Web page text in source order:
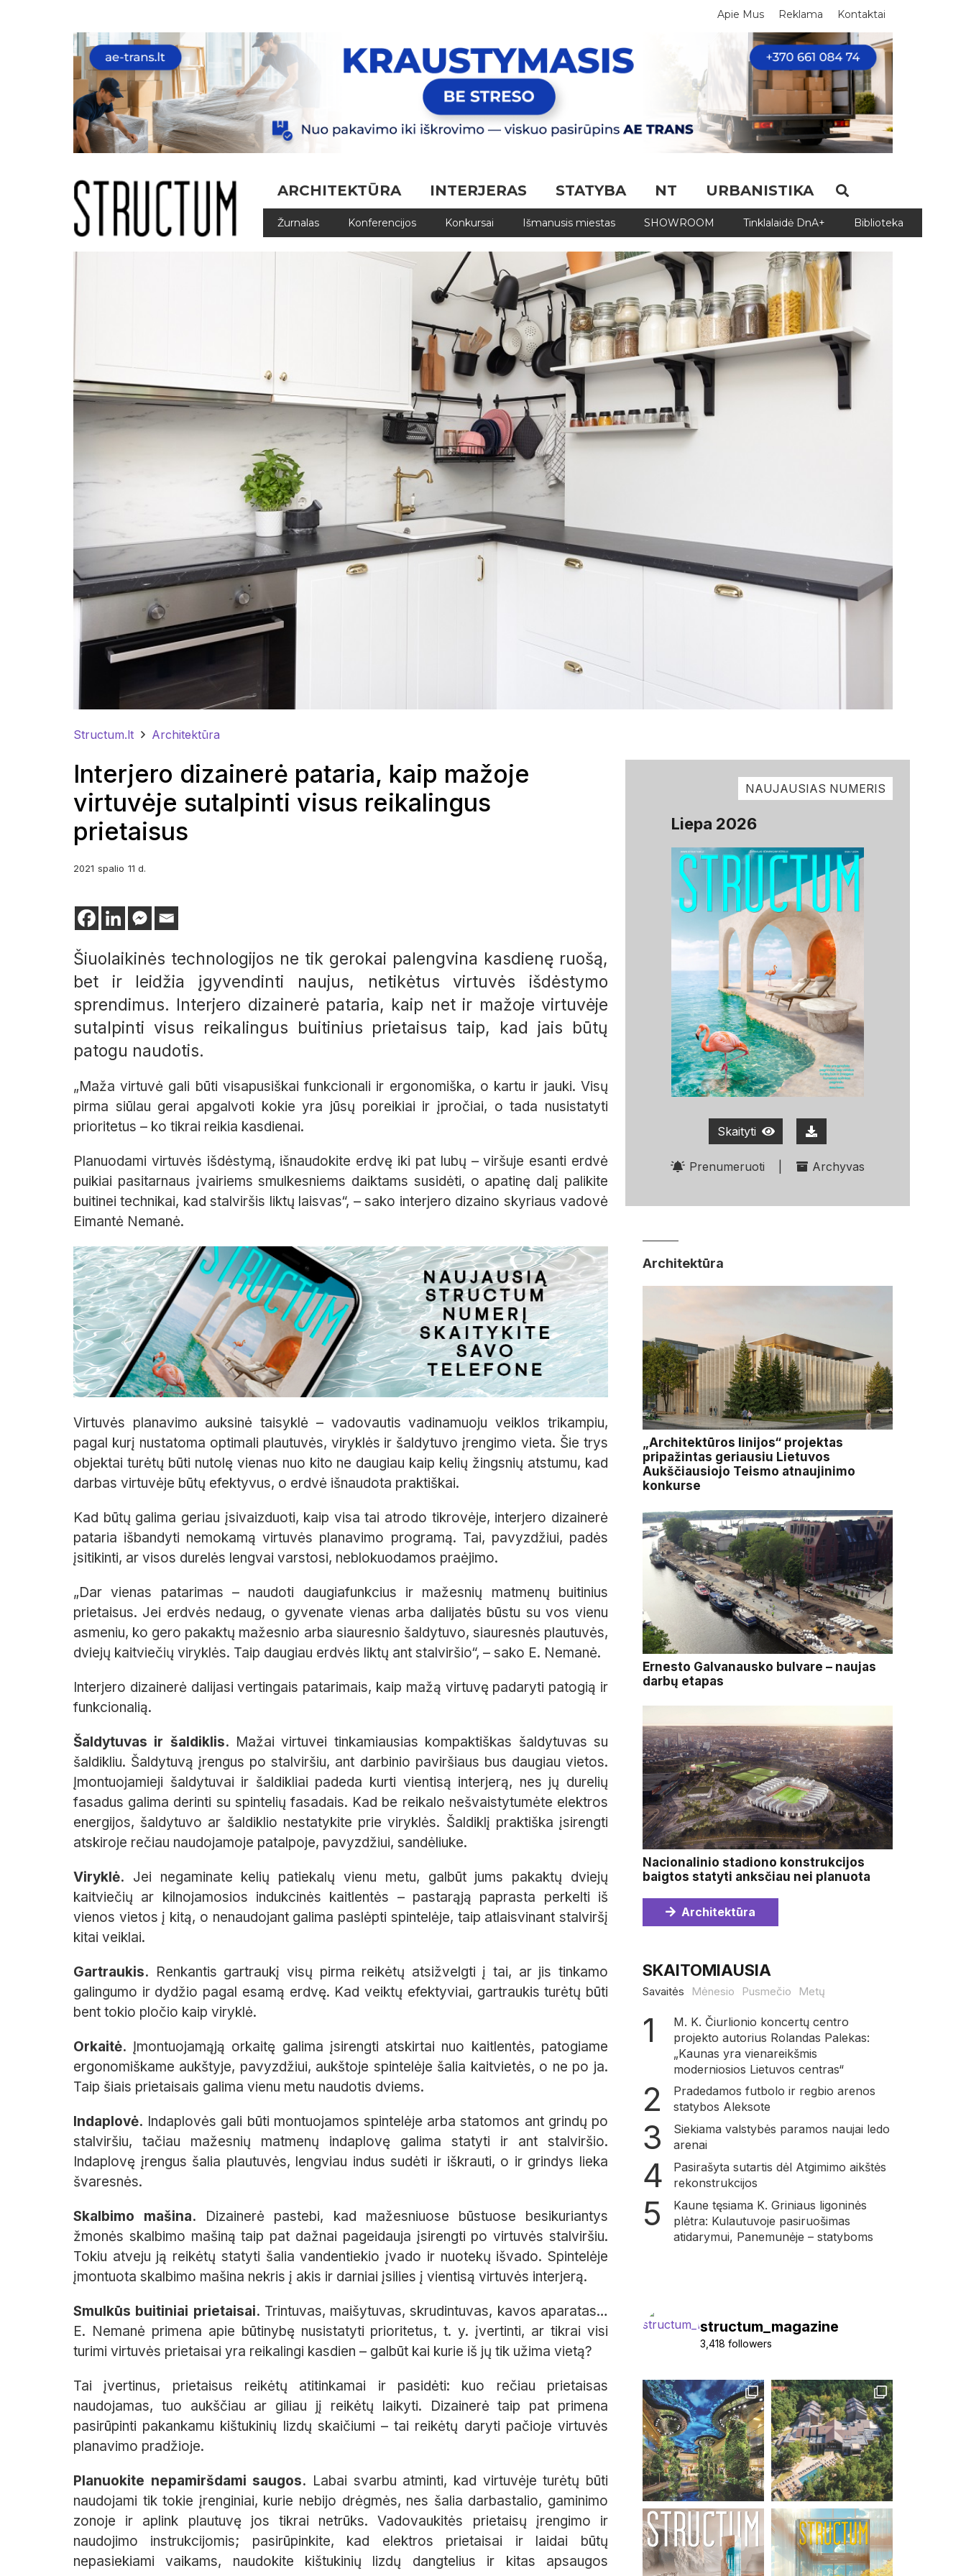
Apie Mus Reklama Kontaktai
ARCHITEKTŪRA INTERJERAS STATYBA NT URBANISTIKA
Žurnalas Konferencijos Konkursai Išmanusis miestas SHOWROOM Tinklalaidė DnA+ Biblioteka
Structum.lt Architektūra
Interjero dizainerė pataria, kaip mažoje
virtuvėje sutalpinti visus reikalingus
prietaisus
2021 spalio 11 d.
Šiuolaikinės technologijos ne tik gerokai palengvina kasdienę ruošą,
bet ir leidžia įgyvendinti naujus, netikėtus virtuvės išdėstymo
sprendimus. Interjero dizainerė pataria, kaip net ir mažoje virtuvėje
sutalpinti visus reikalingus buitinius prietaisus taip, kad jais būtų
patogu naudotis.
„Maža virtuvė gali būti visapusiškai funkcionali ir ergonomiška, o kartu ir jauki. Visų
pirma siūlau gerai apgalvoti kokie yra jūsų poreikiai ir įpročiai, o tada nusistatyti
prioritetus – ko tikrai reikia kasdienai.
Planuodami virtuvės išdėstymą, išnaudokite erdvę iki pat lubų – viršuje esanti erdvė
puikiai pasitarnaus įvairiems smulkesniems daiktams susidėti, o apatinę dalį palikite
buitinei technikai, kad stalviršis liktų laisvas“, – sako interjero dizaino skyriaus vadovė
Eimantė Nemanė.
Virtuvės planavimo auksinė taisyklė – vadovautis vadinamuoju veiklos trikampiu,
pagal kurį nustatoma optimali plautuvės, viryklės ir šaldytuvo įrengimo vieta. Šie trys
objektai turėtų būti nutolę vienas nuo kito ne daugiau kaip kelių žingsnių atstumu, kad
darbas virtuvėje būtų efektyvus, o erdvė išnaudota praktiškai.
Kad būtų galima geriau įsivaizduoti, kaip visa tai atrodo tikrovėje, interjero dizainerė
pataria išbandyti nemokamą virtuvės planavimo programą. Tai, pavyzdžiui, padės
įsitikinti, ar visos durelės lengvai varstosi, neblokuodamos praėjimo.
„Dar vienas patarimas – naudoti daugiafunkcius ir mažesnių matmenų buitinius
prietaisus. Jei erdvės nedaug, o gyvenate vienas arba dalijatės būstu su vos vienu
asmeniu, ko gero pakaktų mažesnio arba siauresnio šaldytuvo, siauresnės plautuvės,
dviejų kaitviečių viryklės. Taip daugiau erdvės liktų ant stalviršio“, – sako E. Nemanė.
Interjero dizainerė dalijasi vertingais patarimais, kaip mažą virtuvę padaryti patogią ir
funkcionalią.
Šaldytuvas ir šaldiklis. Mažai virtuvei tinkamiausias kompaktiškas šaldytuvas su
šaldikliu. Šaldytuvą įrengus po stalviršiu, ant darbinio paviršiaus bus daugiau vietos.
Įmontuojamieji šaldytuvai ir šaldikliai padeda kurti vientisą interjerą, nes jų durelių
fasadus galima derinti su spintelių fasadais. Kad be reikalo nešvaistytumėte elektros
energijos, šaldytuvo ar šaldiklio nestatykite prie viryklės. Šaldiklį praktiška įsirengti
atskiroje rečiau naudojamoje patalpoje, pavyzdžiui, sandėliuke.
Viryklė. Jei negaminate kelių patiekalų vienu metu, galbūt jums pakaktų dviejų
kaitviečių ar kilnojamosios indukcinės kaitlentės – pastarąją paprasta perkelti iš
vienos vietos į kitą, o nenaudojant galima paslėpti spintelėje, taip atlaisvinant stalviršį
kitai veiklai.
Gartraukis. Renkantis gartraukį visų pirma reikėtų atsižvelgti į tai, ar jis tinkamo
galingumo ir dydžio pagal esamą erdvę. Kad veiktų efektyviai, gartraukis turėtų būti
bent tokio pločio kaip viryklė.
Orkaitė. Įmontuojamąją orkaitę galima įsirengti atskirtai nuo kaitlentės, patogiame
ergonomiškame aukštyje, pavyzdžiui, aukštoje spintelėje šalia kaitvietės, o ne po ja.
Taip šiais prietaisais galima vienu metu naudotis dviems.
Indaplovė. Indaplovės gali būti montuojamos spintelėje arba statomos ant grindų po
stalviršiu, tačiau mažesnių matmenų indaplovę galima statyti ir ant stalviršio.
Indaplovę įrengus šalia plautuvės, lengviau indus sudėti ir iškrauti, o ir grindys lieka
švaresnės.
Skalbimo mašina. Dizainerė pastebi, kad mažesniuose būstuose besikuriantys
žmonės skalbimo mašiną taip pat dažnai pageidauja įsirengti po virtuvės stalviršiu.
Tokiu atveju ją reikėtų statyti šalia vandentiekio įvado ir nuotekų išvado. Spintelėje
įmontuota skalbimo mašina nekris į akis ir darniai įsilies į vientisą virtuvės interjerą.
Smulkūs buitiniai prietaisai. Trintuvas, maišytuvas, skrudintuvas, kavos aparatas…
E. Nemanė primena apie būtinybę nusistatyti prioritetus, t. y. įvertinti, ar tikrai visi
turimi virtuvės prietaisai yra reikalingi kasdien – galbūt kai kurie iš jų tik užima vietą?
Tai įvertinus, prietaisus reikėtų atitinkamai ir pasidėti: kuo rečiau prietaisas
naudojamas, tuo aukščiau ar giliau jį reikėtų laikyti. Dizainerė taip pat primena
pasirūpinti pakankamu kištukinių lizdų skaičiumi – tai reikėtų daryti pačioje virtuvės
planavimo pradžioje.
Planuokite nepamiršdami saugos. Labai svarbu atminti, kad virtuvėje turėtų būti
naudojami tik tokie įrenginiai, kurie nebijo drėgmės, nes šalia darbastalio, gaminimo
zonoje ir aplink plautuvę jos tikrai netrūks. Vadovaukitės prietaisų įrengimo ir
naudojimo instrukcijomis; pasirūpinkite, kad elektros prietaisai ir laidai būtų
nepasiekiami vaikams, naudokite kištukinių lizdų dangtelius ir kitas apsaugos
NAUJAUSIAS NUMERIS
Liepa 2026
Skaityti
Prenumeruoti Archyvas
Architektūra
„Architektūros linijos“ projektas
pripažintas geriausiu Lietuvos
Aukščiausiojo Teismo atnaujinimo
konkurse
Ernesto Galvanausko bulvare – naujas
darbų etapas
Nacionalinio stadiono konstrukcijos
baigtos statyti anksčiau nei planuota
Architektūra
SKAITOMIAUSIA
Savaitės Mėnesio Pusmečio Metų
M. K. Čiurlionio koncertų centro
projekto autorius Rolandas Palekas:
„Kaunas yra vienareikšmis
moderniosios Lietuvos centras“
Pradedamos futbolo ir regbio arenos
statybos Aleksote
Siekiama valstybės paramos naujai ledo
arenai
Pasirašyta sutartis dėl Atgimimo aikštės
rekonstrukcijos
Kaune tęsiama K. Griniaus ligoninės
plėtra: Kulautuvoje pasiruošimas
atidarymui, Panemunėje – statyboms
structum_magazine
3,418 followers